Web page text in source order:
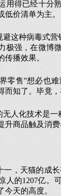
用得已经十分
价清单为主。
这种病毒式营
极强，在微博
传播效果。
零售”想必也
而知了。毕竟
无人化技术是
升商品触及消
一，天猫的成
人的1207亿。
天的高度。